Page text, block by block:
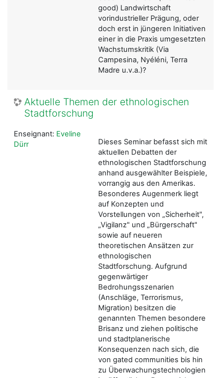
good) Landwirtschaft
vorindustrieller Prägung, oder
doch erst in jüngeren Initiativen
einer in die Praxis umgesetzten
Wachstumskritik (Via
Campesina, Nyéléni, Terra
Madre u.v.a.)?
Aktuelle Themen der ethnologischen
Stadtforschung
Dieses Seminar befasst sich mit
aktuellen Debatten der
ethnologischen Stadtforschung
anhand ausgewählter Beispiele,
vorrangig aus den Amerikas.
Besonderes Augenmerk liegt
auf Konzepten und
Vorstellungen von „Sicherheit",
„Vigilanz" und „Bürgerschaft"
sowie auf neueren
theoretischen Ansätzen zur
ethnologischen
Stadtforschung. Aufgrund
gegenwärtiger
Bedrohungsszenarien
(Anschläge, Terrorismus,
Migration) besitzen die
genannten Themen besondere
Brisanz und ziehen politische
und stadtplanerische
Konsequenzen nach sich, die
von gated communities bis hin
zu Überwachungstechnologien
Enseignant: Eveline
Dürr